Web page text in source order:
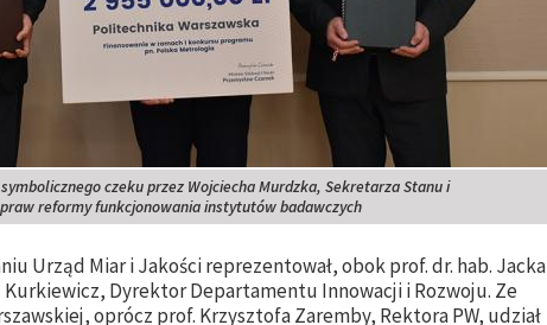
czeku przez Wojciecha Murdzka, Sekretarza Stanu i
reformy funkcjonowania instytutów badawczych
Urząd Miar i Jakości reprezentował, obok prof. dr. hab. Jacka
Dyrektor Departamentu Innowacji i Rozwoju. Ze
oprócz prof. Krzysztofa Zaremby, Rektora PW, udział